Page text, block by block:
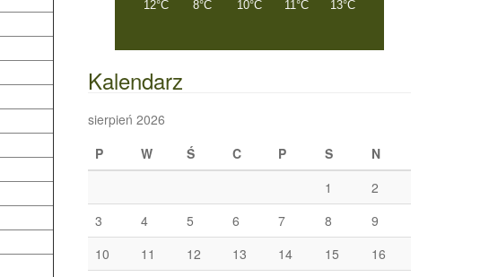
Kalendarz
sierpień 2026
P
W Ś C P S N
1
2
3
4 5 6 7 8
9
10
11 12 13 14 15
16